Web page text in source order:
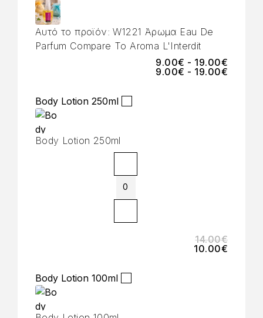
Αυτό το προϊόν: W1221 Άρωμα Eau De
Parfum Compare To Aroma L'Interdit
9.00€ - 19.00€
9.00€ - 19.00€
Body Lotion 250ml
Body Lotion 250ml
14.00€
10.00€
Body Lotion 100ml